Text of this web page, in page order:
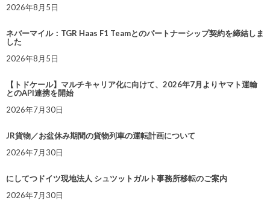
2026年8月5日
ネバーマイル：TGR Haas F1 Teamとのパートナーシップ契約を締結しま
した
2026年8月5日
【トドケール】マルチキャリア化に向けて、2026年7月よりヤマト運輸
とのAPI連携を開始
2026年7月30日
JR貨物／お盆休み期間の貨物列車の運転計画について
2026年7月30日
にしてつドイツ現地法人 シュツットガルト事務所移転のご案内
2026年7月30日